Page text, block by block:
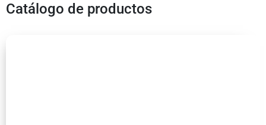
Catálogo de productos